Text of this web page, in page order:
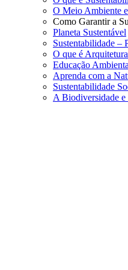
O Meio Ambiente
Como Garantir a
Planeta Sustentável
Sustentabilidade –
O que é
Educação
Aprenda com a
Sustentabilidade
A Biodiversidade e